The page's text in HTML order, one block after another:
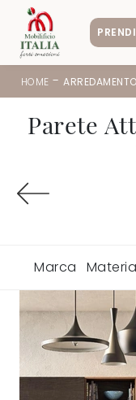
HOME -
Parete
Marca